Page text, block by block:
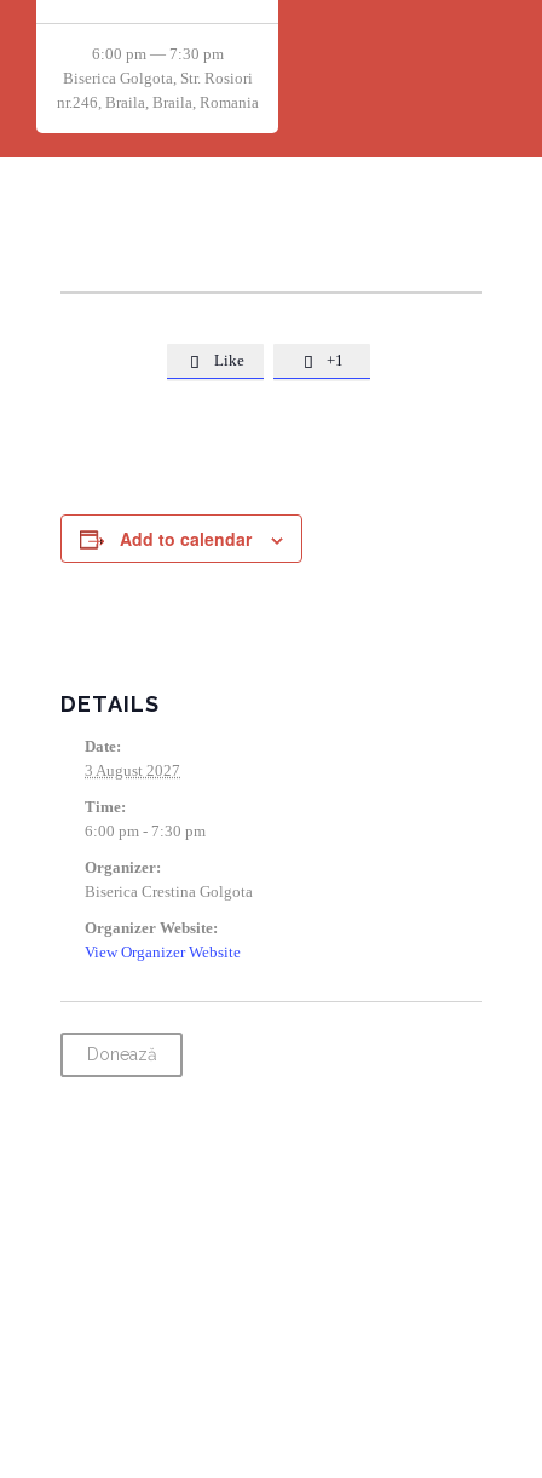
6:00 pm — 7:30 pm
Biserica Golgota, Str. Rosiori
nr.246, Braila, Braila, Romania
 Like  +1
Add to calendar
DETAILS
Date:
3 August 2027
Time:
6:00 pm - 7:30 pm
Organizer:
Biserica Crestina Golgota
Organizer Website:
View Organizer Website
Donează